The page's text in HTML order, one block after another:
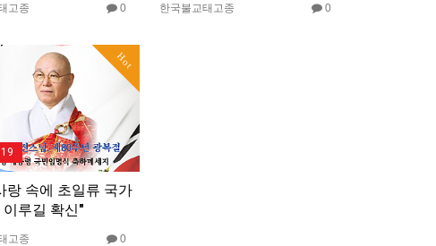
고종 0 한국불교태고종 0
Hot
랑 속에 초일류 국가
이루길 확신"
고종 0